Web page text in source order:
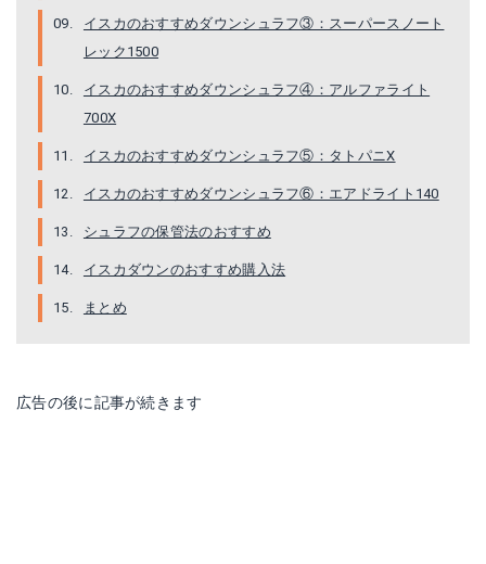
イスカのおすすめダウンシュラフ③：スーパースノート
レック1500
イスカのおすすめダウンシュラフ④：アルファライト
700X
イスカのおすすめダウンシュラフ⑤：タトパニX
イスカのおすすめダウンシュラフ⑥：エアドライト140
シュラフの保管法のおすすめ
イスカダウンのおすすめ購入法
まとめ
広告の後に記事が続きます
Yahoo!ショッピングで見る